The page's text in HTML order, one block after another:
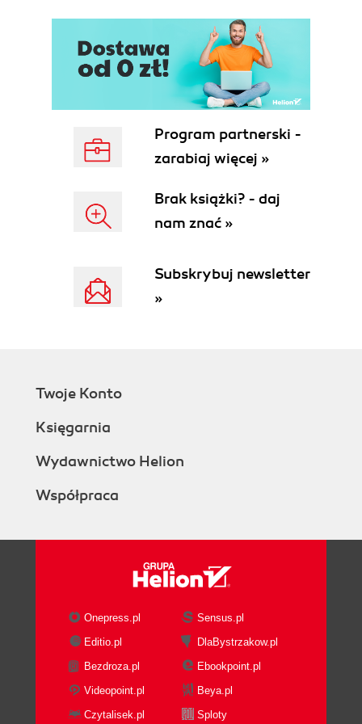
Program partnerski -
zarabiaj więcej »
Brak książki? - daj
nam znać »
Subskrybuj newsletter
»
Twoje Konto
Księgarnia
Wydawnictwo Helion
Współpraca
Onepress.pl
Sensus.pl
Editio.pl
DlaBystrzakow.pl
Bezdroza.pl
Ebookpoint.pl
Videopoint.pl
Beya.pl
Czytalisek.pl
Sploty